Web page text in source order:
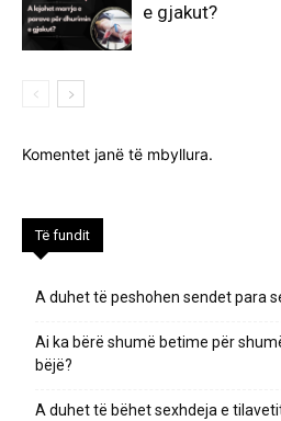
e gjakut?
Komentet janë të mbyllura.
Të fundit
A duhet të peshohen sendet para
Ai ka bërë shumë betime për
bëjë?
A duhet të bëhet sexhdeja e